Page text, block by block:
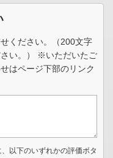
ください。（200文字
い。） ※いただいたご
はページ下部のリンク
以下のいずれかの評価ボタ